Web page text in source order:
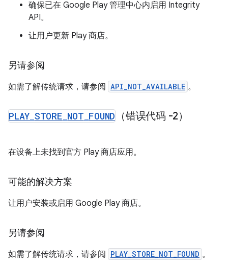
确保已在 Google Play 管理中心内启用 Integrity
API。
让用户更新 Play 商店。
另请参阅
如需了解传统请求，请参阅 API_NOT_AVAILABLE 。
PLAY STORE NOT FOUND （错误代码 -2）
在设备上未找到官方 Play 商店应用。
可能的解决方案
让用户安装或启用 Google Play 商店。
另请参阅
如需了解传统请求，请参阅 PLAY_STORE_NOT_FOUND 。